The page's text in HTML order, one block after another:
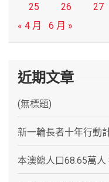
25
26 27
« 4 月
6 月 »
近期文章
(無標題)
新一輪長者十年行動
本澳總人口68.65萬